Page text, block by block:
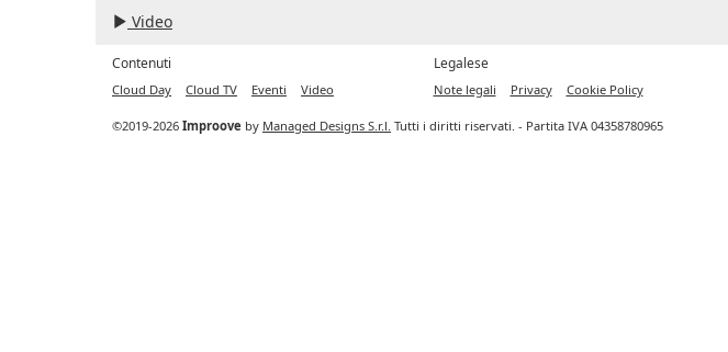
Video
Contenuti
Cloud Day Cloud TV Eventi Video
Legalese
Note legali Privacy Cookie Policy
©2019-2026 Improove by Managed Designs S.r.l. Tutti i diritti riservati. - Partita IVA 04358780965